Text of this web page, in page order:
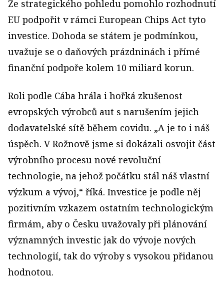
Ze strategického pohledu pomohlo rozhodnutí
EU podpořit v rámci European Chips Act tyto
investice. Dohoda se státem je podmínkou,
uvažuje se o daňových prázdninách i přímé
finanční podpoře kolem 10 miliard korun.
Roli podle Cába hrála i hořká zkušenost
evropských výrobců aut s narušením jejich
dodavatelské sítě během covidu. „A je to i náš
úspěch. V Rožnově jsme si dokázali osvojit část
výrobního procesu nové revoluční
technologie, na jehož počátku stál náš vlastní
výzkum a vývoj,“ říká. Investice je podle něj
pozitivním vzkazem ostatním technologickým
firmám, aby o Česku uvažovaly při plánování
významných investic jak do vývoje nových
technologií, tak do výroby s vysokou přidanou
hodnotou.